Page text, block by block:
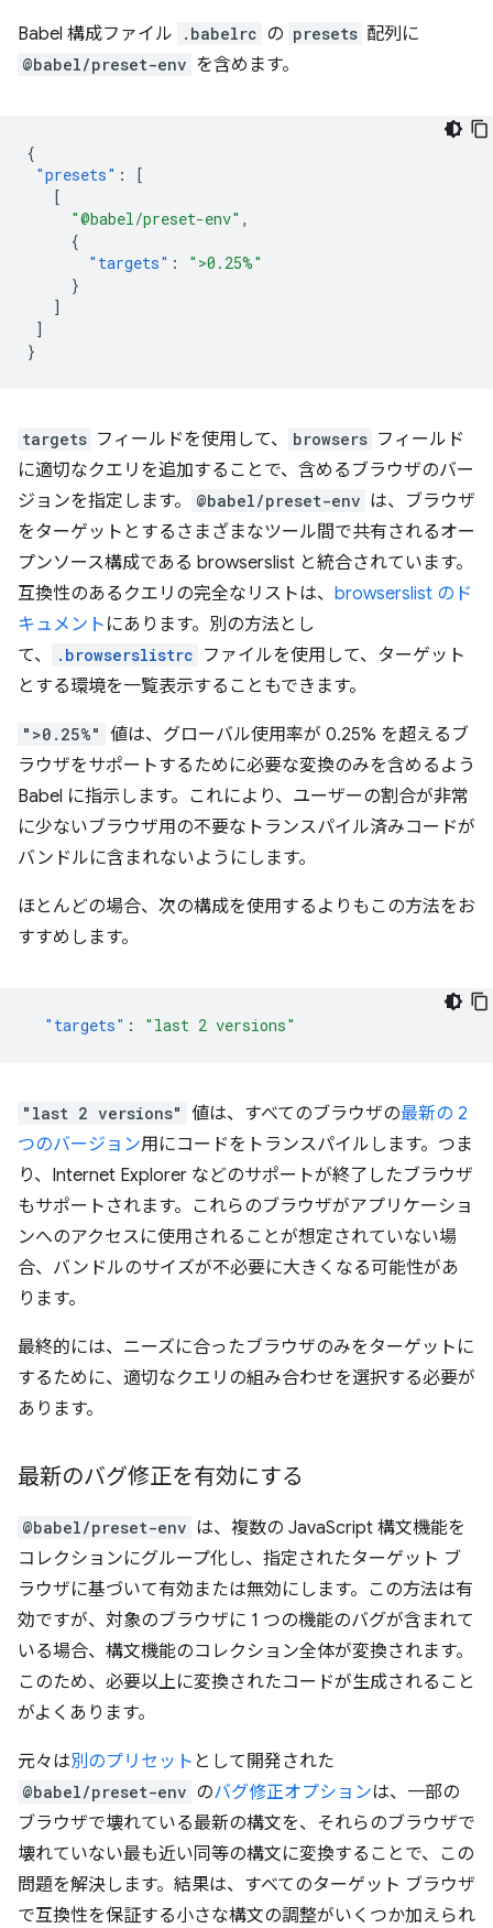
Babel 構成ファイル .babelrc の presets 配列に
@babel/preset-env を含めます。
{
"presets" :
[
[
"@babel/preset-env" ,
{
"targets" :
">0.25%"
}
]
]
}
targets フィールドを使用して、 browsers フィールド
に適切なクエリを追加することで、含めるブラウザのバー
ジョンを指定します。
@babel/preset-env は、ブラウザ
をターゲットとするさまざまなツール間で共有されるオー
プンソース構成である browserslist と統合されています。
互換性のあるクエリの完全なリストは、 browserslist のド
キュメント にあります。別の方法とし
て、
.browserslistrc ファイルを使用して、ターゲット
とする環境を一覧表示することもできます。
">0.25%" 値は、グローバル使用率が 0.25% を超えるブ
ラウザをサポートするために必要な変換のみを含めるよう
Babel に指示します。これにより、ユーザーの割合が非常
に少ないブラウザ用の不要なトランスパイル済みコードが
バンドルに含まれないようにします。
ほとんどの場合、次の構成を使用するよりもこの方法をお
すすめします。
"targets" : "last 2 versions"
"last 2 versions" 値は、すべてのブラウザの最新の 2
つのバージョン用にコードをトランスパイルします。つま
り、Internet Explorer などのサポートが終了したブラウザ
もサポートされます。これらのブラウザがアプリケーショ
ンへのアクセスに使用されることが想定されていない場
合、バンドルのサイズが不必要に大きくなる可能性があ
ります。
最終的には、ニーズに合ったブラウザのみをターゲットに
するために、適切なクエリの組み合わせを選択する必要が
あります。
最新のバグ修正を有効にする
@babel/preset-env は、複数の JavaScript 構文機能を
コレクションにグループ化し、指定されたターゲット ブ
ラウザに基づいて有効または無効にします。この方法は有
効ですが、対象のブラウザに 1 つの機能のバグが含まれて
いる場合、構文機能のコレクション全体が変換されます。
このため、必要以上に変換されたコードが生成されること
がよくあります。
元々は別のプリセット として開発された
@babel/preset-env のバグ修正オプションは、一部の
ブラウザで壊れている最新の構文を、それらのブラウザで
壊れていない最も近い同等の構文に変換することで、この
問題を解決します。結果は、すべてのターゲット ブラウザ
で互換性を保証する小さな構文の調整がいくつか加えられ